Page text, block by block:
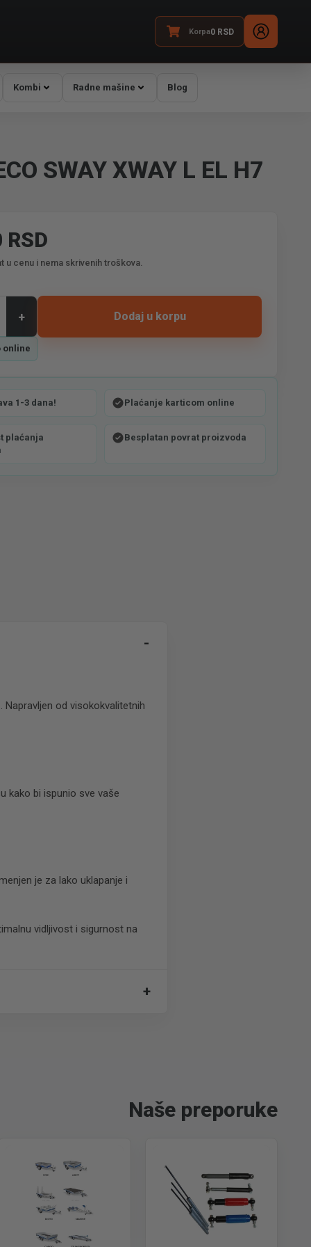
Korpa0RSD
Kombi Radne mašine Blog
SWAY XWAY L EL H7
RSD
u cenu i nema skrivenih troškova.
+ Dodaj u korpu
online
1-3 dana! Plaćanje karticom online
plaćanja
Besplatan povrat proizvoda
od visokokvalitetnih
kako bi ispunio sve vaše
je za lako uklapanje i
vidljivost i sigurnost na
-
+
Naše preporuke